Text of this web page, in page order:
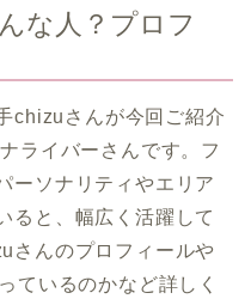
な人？プロフ
chizuさんが今回ご紹介
ライバーさんです。フ
ーソナリティやエリア
ると、幅広く活躍して
さんのプロフィールや
ているのかなど詳しく